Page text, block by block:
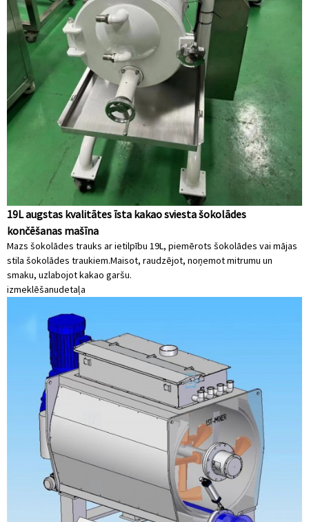
19L augstas kvalitātes īsta kakao sviesta šokolādes
končēšanas mašīna
Mazs šokolādes trauks ar ietilpību 19L, piemērots šokolādes vai mājas
stila šokolādes traukiem.Maisot, raudzējot, noņemot mitrumu un
smaku, uzlabojot kakao garšu.
izmeklēšanudetaļa